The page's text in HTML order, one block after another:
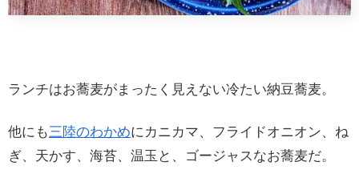
ランチはお蕎麦がまったく見えない冷たい納豆蕎麦。
他にも三陸のわかめにカニカマ、フライドオニオン、ね
ぎ、天かす、海苔、温玉と、ゴージャスなお蕎麦だ。